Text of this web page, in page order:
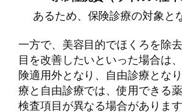
あるため、保険診療の対象と
一方で、美容目的でほくろを除
目を改善したいといった場合は
険適用外となり、自由診療とな
療と自由診療では、使用できる薬
検査項目が異なる場合がありま